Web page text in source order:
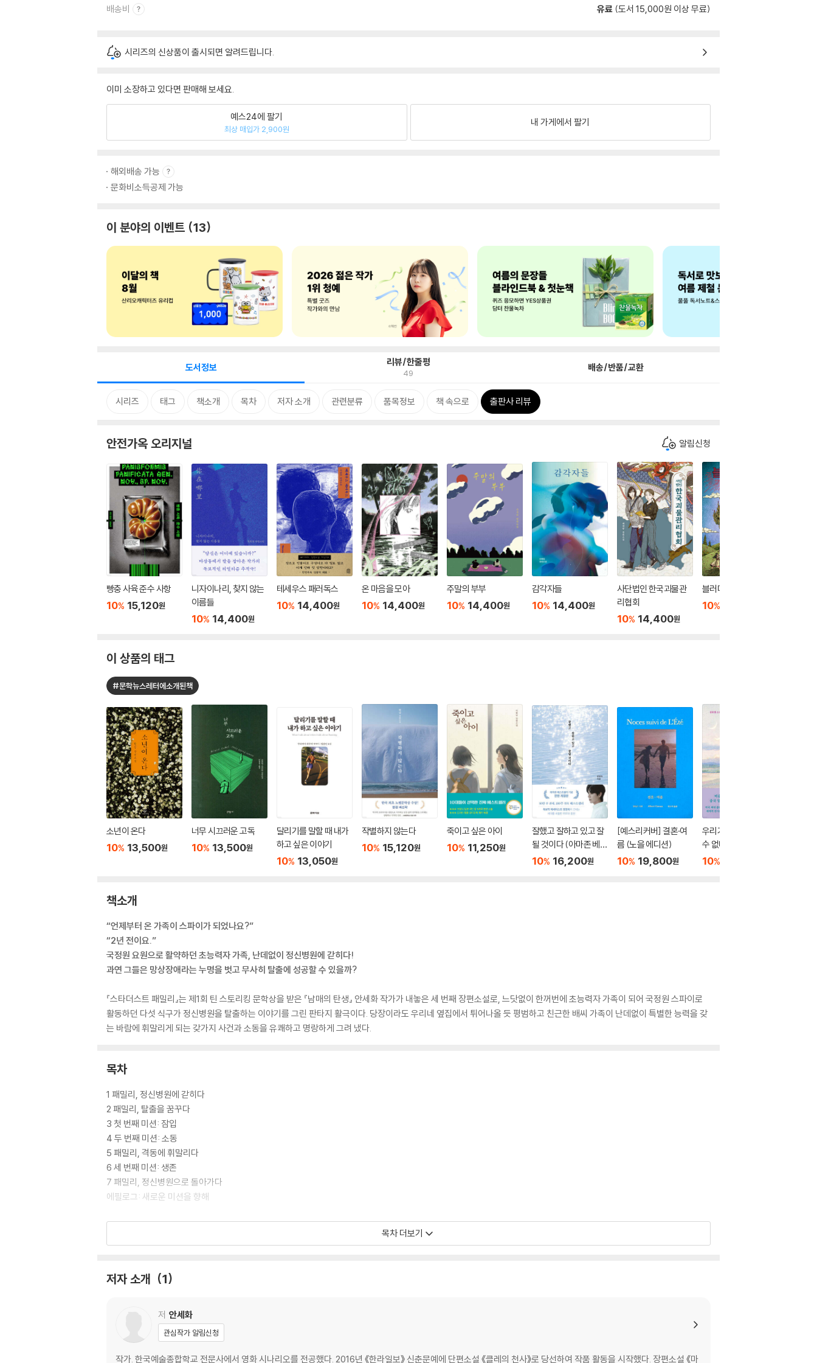
배송비 유료 (도서 15,000원 이상 무료)
시리즈의 신상품이 출시되면 알려드립니다.
이미 소장하고 있다면 판매해 보세요.
예스24에 팔기
최상 매입가 2,900원
내 가게에서 팔기
해외배송 가능
문화비소득공제 가능
이 분야의 이벤트 13
도서정보 리뷰/한줄평
49 배송/반품/교환
시리즈 태그 책소개 목차 저자 소개 관련분류 품목정보 책 속으로 출판사 리뷰
안전가옥 오리지널 알림신청
빵충 사육 준수 사항
10% 15,120원
니자이나리, 찾지 않는
이름들
10% 14,400원
테세우스 패러독스
10% 14,400원
온 마음을 모아
10% 14,400원
주말의 부부
10% 14,400원
감각자들
10% 14,400원
사단법인 한국괴물관
리협회
10% 14,400원
블러디 마더
10%
이 상품의 태그
#문학뉴스레터에소개된책
소년이 온다
10% 13,500원
너무 시끄러운 고독
10% 13,500원
달리기를 말할 때 내가
하고 싶은 이야기
10% 13,050원
작별하지 않는다
10% 15,120원
죽이고 싶은 아이
10% 11,250원
잘했고 잘하고 있고 잘
될 것이다 (아마존 베스
트셀러 기념 전면 개정
10% 16,200원
[예스리커버] 결혼·여
름 (노을 에디션)
10% 19,800원
우리가 빛의 속도로 갈
수 없다면
10%
책소개
“언제부터 온 가족이 스파이가 되었나요?”
“2년 전이요.”
국정원 요원으로 활약하던 초능력자 가족, 난데없이 정신병원에 갇히다!
과연 그들은 망상장애라는 누명을 벗고 무사히 탈출에 성공할 수 있을까?
『스타더스트 패밀리』는 제1회 틴 스토리킹 문학상을 받은 『남매의 탄생』 안세화 작가가 내놓은 세 번째 장편소설로, 느닷없이 한꺼번에 초능력자 가족이 되어 국정원 스파이로
활동하던 다섯 식구가 정신병원을 탈출하는 이야기를 그린 판타지 활극이다. 당장이라도 우리네 옆집에서 튀어나올 듯 평범하고 친근한 배씨 가족이 난데없이 특별한 능력을 갖
는 바람에 휘말리게 되는 갖가지 사건과 소동을 유쾌하고 명랑하게 그려 냈다.
목차
1 패밀리, 정신병원에 갇히다
2 패밀리, 탈출을 꿈꾸다
3 첫 번째 미션: 잠입
4 두 번째 미션: 소동
5 패밀리, 격동에 휘말리다
6 세 번째 미션: 생존
7 패밀리, 정신병원으로 돌아가다
에필로그: 새로운 미션을 향해
작가의 말
목차 더보기
저자 소개 1
저 안세화
관심작가 알림신청
작가. 한국예술종합학교 전문사에서 영화 시나리오를 전공했다. 2016년 《한라일보》 신춘문예에 단편소설 《클레의 천사》로 당선하여 작품 활동을 시작했다. 장편소설 《마